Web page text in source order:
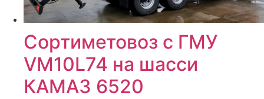
Сортиметовоз с ГМУ
VM10L74 на шасси
КАМАЗ 6520